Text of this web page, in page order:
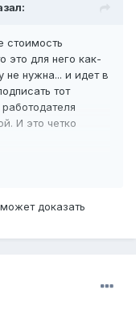
стоимость
это для него как-
нужна... и идет в
тот
И это четко
этот процесс?
доказать